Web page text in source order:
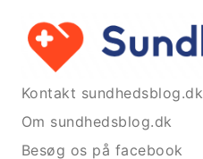
Kontakt sundhedsblog.dk
Om sundhedsblog.dk
Besøg os på facebook